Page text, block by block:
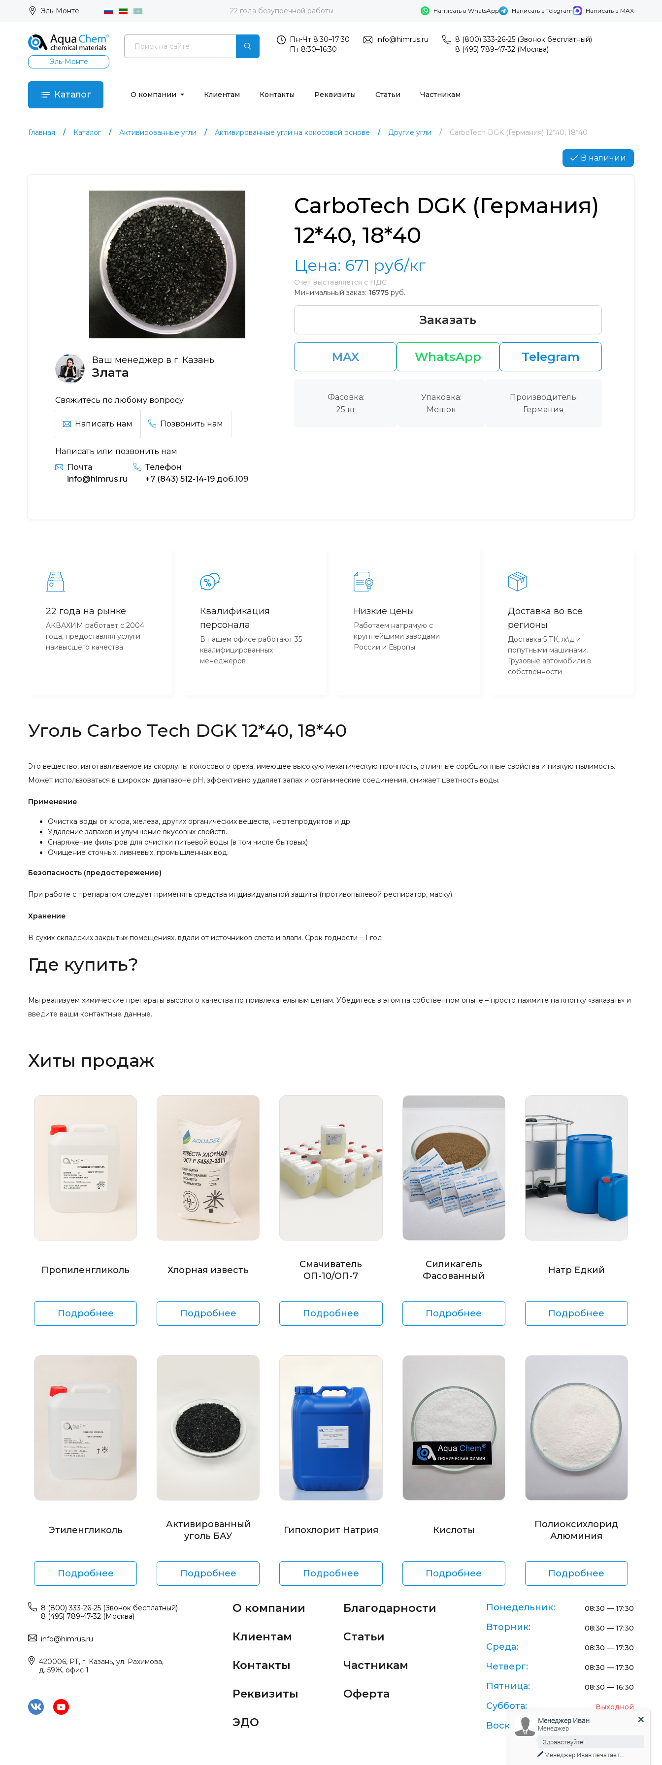
Эль-Монте 22 года безупречной работы Написать в WhatsApp Написать в Telegram Написать в MAX
Эль-Монте
Пн-Чт 8:30–17:30
Пт 8:30–16:30
info@himrus.ru
8 (800) 333-26-25 (Звонок бесплатный)
8 (495) 789-47-32 (Москва)
Каталог О компании Клиентам Контакты Реквизиты Статьи Частникам
Главная Каталог Активированные угли Активированные угли на кокосовой основе Другие угли CarboTech DGK (Германия) 12*40, 18*40
В наличии
Ваш менеджер в г. Казань
Злата
Свяжитесь по любому вопросу
Написать нам Позвонить нам
Написать или позвонить нам
Почта
info@himrus.ru
Телефон
+7 (843) 512-14-19 доб.109
CarboTech DGK (Германия)
12*40, 18*40
Цена: 671 руб/кг
Счет выставляется с НДС
Минимальный заказ: 16775 руб.
Заказать
MAX WhatsApp Telegram
Фасовка:
25 кг
Упаковка:
Мешок
Производитель:
Германия
22 года на рынке
АКВАХИМ работает с 2004
года, предоставляя услуги
наивысшего качества
Квалификация
персонала
В нашем офисе работают 35
квалифицированных
менеджеров
Низкие цены
Работаем напрямую с
крупнейшими заводами
России и Европы
Доставка во все
регионы
Доставка 5 ТК, ж\д и
попутными машинами.
Грузовые автомобили в
собственности
Уголь Carbo Tech DGK 12*40, 18*40
Это вещество, изготавливаемое из скорлупы кокосового ореха, имеющее высокую механическую прочность, отличные сорбционные свойства и низкую пылимость.
Может использоваться в широком диапазоне pH, эффективно удаляет запах и органические соединения, снижает цветность воды.
Применение
Очистка воды от хлора, железа, других органических веществ, нефтепродуктов и др.
Удаление запахов и улучшение вкусовых свойств.
Снаряжение фильтров для очистки питьевой воды (в том числе бытовых)
Очищение сточных, ливневых, промышленных вод.
Безопасность (предостережение)
При работе с препаратом следует применять средства индивидуальной защиты (противопылевой респиратор, маску).
Хранение
В сухих складских закрытых помещениях, вдали от источников света и влаги. Срок годности – 1 год.
Где купить?
Мы реализуем химические препараты высокого качества по привлекательным ценам. Убедитесь в этом на собственном опыте – просто нажмите на кнопку «заказать» и
введите ваши контактные данные.
Хиты продаж
Пропиленгликоль
Подробнее
Хлорная известь
Подробнее
Смачиватель
ОП-10/ОП-7
Подробнее
Силикагель
Фасованный
Подробнее
Натр Едкий
Подробнее
Этиленгликоль
Подробнее
Активированный
уголь БАУ
Подробнее
Гипохлорит Натрия
Подробнее
Кислоты
Подробнее
Полиоксихлорид
Алюминия
Подробнее
8 (800) 333-26-25 (Звонок бесплатный)
8 (495) 789-47-32 (Москва)
info@himrus.ru
420006, РТ, г. Казань, ул. Рахимова,
д. 59Ж, офис 1
О компании
Клиентам
Контакты
Реквизиты
ЭДО
Благодарности
Статьи
Частникам
Оферта
Понедельник: 08:30 — 17:30
Вторник: 08:30 — 17:30
Среда: 08:30 — 17:30
Четверг: 08:30 — 17:30
Пятница: 08:30 — 16:30
Суббота: Выходной
Воскресенье:Менеджер Иван
Менеджер
Здравствуйте!
Менеджер Иванпечатает...